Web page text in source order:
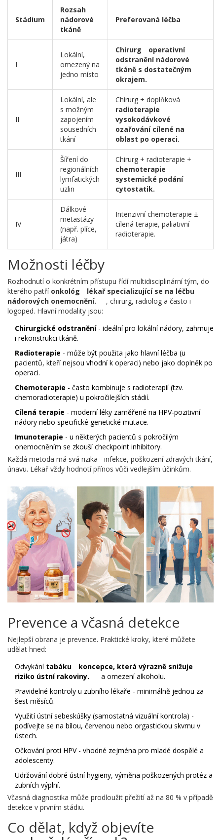
Stádium
Rozsah
nádorové
tkáně
Preferovaná léčba
I
Lokální,
omezený na
jedno místo
Chirurg
operativní
odstranění nádorové
tkáně s dostatečným
okrajem.
II
Lokální, ale
s možným
zapojením
sousedních
tkání
Chirurg + doplňková
radioterapie
vysokodávkové
ozařování cílené na
oblast po operaci.
III
Šíření do
regionálních
lymfatických
uzlin
Chirurg + radioterapie +
chemoterapie
systemické podání
cytostatik.
IV
Dálkové
metastázy
(např. plíce,
játra)
Intenzivní chemoterapie ±
cílená terapie, paliativní
radioterapie.
Možnosti léčby
Rozhodnutí o konkrétním přístupu řídí multidisciplinární tým, do
kterého patří onkológ
lékař specializující se na léčbu
nádorových onemocnění.
, chirurg, radiolog a často i
logoped. Hlavní modality jsou:
Chirurgické odstranění- ideální pro lokální nádory, zahrnuje
i rekonstrukci tkáně.
Radioterapie - může být použita jako hlavní léčba (u
pacientů, kteří nejsou vhodní k operaci) nebo jako doplněk po
operaci.
Chemoterapie - často kombinuje s radioterapií (tzv.
chemoradioterapie) u pokročilejších stádií.
Cílená terapie - moderní léky zaměřené na HPV‑pozitivní
nádory nebo specifické genetické mutace.
Imunoterapie - u některých pacientů s pokročilým
onemocněním se zkouší checkpoint inhibitory.
Každá metoda má svá rizika - infekce, poškození zdravých tkání,
únavu. Lékař vždy hodnotí přínos vůči vedlejším účinkům.
Prevence a včasná detekce
Nejlepší obrana je prevence. Praktické kroky, které můžete
udělat hned:
Odvykání tabáku
koncepce, která výrazně snižuje
riziko ústní rakoviny.
a omezení alkoholu.
Pravidelné kontroly u zubního lékaře - minimálně jednou za
šest měsíců.
Využití ústní sebeskúšky (samostatná vizuální kontrola) -
podívejte se na bílou, červenou nebo orgastickou skvrnu v
ústech.
Očkování proti HPV - vhodné zejména pro mladé dospělé a
adolescenty.
Udržování dobré ústní hygieny, výměna poškozených protéz a
zubních výplní.
Včasná diagnostika může prodloužit přežití až na 80 % v případě
detekce v prvním stádiu.
Co dělat, když objevíte